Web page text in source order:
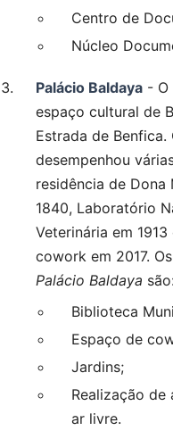
Centro de
Núcleo
Palácio Baldaya - O
espaço cultural de
Estrada de Benfica.
desempenhou
residência de Dona
1840, Laboratório
Veterinária em
cowork em 2017.
Palácio Baldaya
Biblioteca
Espaço de
Jardins;
Realização
ar livre.